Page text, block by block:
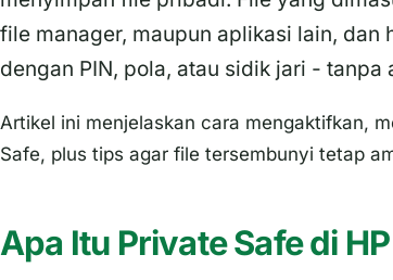
file manager, maupun aplikasi lain,
dengan PIN, pola, atau sidik jari - tanpa
Artikel ini menjelaskan cara mengaktifkan,
Safe, plus tips agar file tersembunyi tetap
Apa Itu Private Safe di